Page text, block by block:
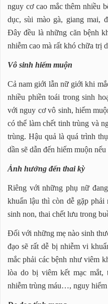
nguy cơ cao mắc thêm nhiều
dục, sùi mào gà, giang
Đây đều là những căn bệnh
nhiễm cao mà rất khó chữa trị
Vô sinh hiếm muộn
Cả nam giới lẫn nữ giới khi
nhiều phiền toái trong sinh
với nguy cơ vô sinh, hiếm
có thể làm chết tinh trùng và
trùng. Hậu quả là quá trình
dần sẽ dẫn đến hiếm muộn
Ảnh hưởng đến thai kỳ
Riêng với những phụ nữ
khuẩn lậu thì còn dễ gặp
sinh non, thai chết lưu trong
Đối với những mẹ nào sinh
đạo sẽ rất dễ bị nhiễm vi
mắc phải các bệnh như viêm
lòa do bị viêm kết mạc mắt,
nhiễm trùng máu…, nguy